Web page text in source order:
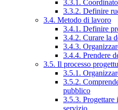
3.3.1.
3.3.2. Definire
3.4. Metodo di lavoro
3.4.1. Definire
3.4.2. Curare la
3.4.3.
3.4.4. Prendere
3.5. Il processo
3.5.1.
3.5.2.
pubblico
3.5.3. Progettare
servizio